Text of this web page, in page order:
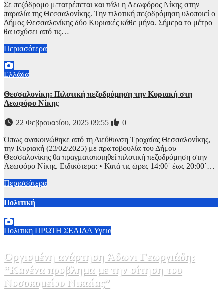
Σε πεζόδρομο μετατρέπεται και πάλι η Λεωφόρος Νίκης στην
παραλία της Θεσσαλονίκης. Την πιλοτική πεζοδρόμηση υλοποιεί ο
Δήμος Θεσσαλονίκης δύο Κυριακές κάθε μήνα. Σήμερα το μέτρο
θα ισχύσει από τις…
Περισσότερα
Ελλάδα
Θεσσαλονίκη: Πιλοτική πεζοδρόμηση την Κυριακή στη
Λεωφόρο Νίκης
22 Φεβρουαρίου, 2025 09:55
0
Όπως ανακοινώθηκε από τη Διεύθυνση Τροχαίας Θεσσαλονίκης,
την Κυριακή (23/02/2025) με πρωτοβουλία του Δήμου
Θεσσαλονίκης θα πραγματοποιηθεί πιλοτική πεζοδρόμηση στην
Λεωφόρο Νίκης. Ειδικότερα: • Κατά τις ώρες 14:00΄ έως 20:00΄…
Περισσότερα
Πολιτική
Πολιτικη ΠΡΩΤΗ ΣΕΛΙΔΑΥγεια
Οργισμένη ανάρτηση Άδωνι Γεωργιάδη:
“Κανένα προβλημα με την σίτηση του
Νοσοκομείου Νικαίας”